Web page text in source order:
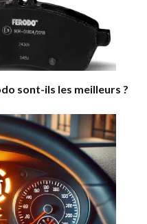
sont-ils les meilleurs ?